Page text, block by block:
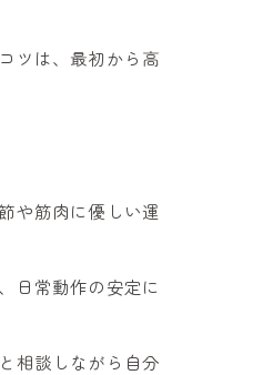
ツは、最初から高
や筋肉に優しい運
日常動作の安定に
相談しながら自分